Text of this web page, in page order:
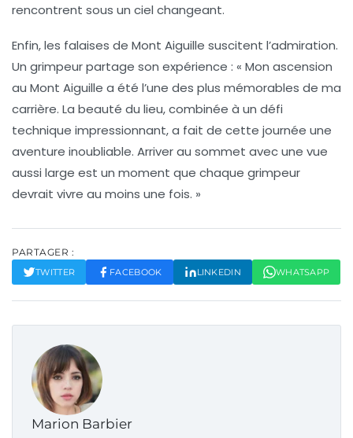
rencontrent sous un ciel changeant.
Enfin, les falaises de Mont Aiguille suscitent l’admiration.
Un grimpeur partage son expérience : « Mon ascension
au Mont Aiguille a été l’une des plus mémorables de ma
carrière. La beauté du lieu, combinée à un défi
technique impressionnant, a fait de cette journée une
aventure inoubliable. Arriver au sommet avec une vue
aussi large est un moment que chaque grimpeur
devrait vivre au moins une fois. »
PARTAGER :
TWITTER FACEBOOK LINKEDIN WHATSAPP
Marion Barbier